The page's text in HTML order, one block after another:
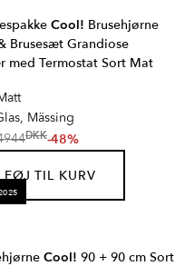
Cool! Brusehjørne
Brusesæt Grandiose
med Termostat Sort Mat
Mässing
DKK-48%
TIL KURV
Cool! 90 + 90 cm Sort